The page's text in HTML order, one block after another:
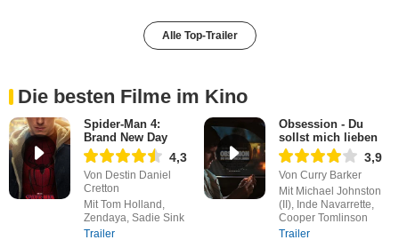
Alle Top-Trailer
Die besten Filme im Kino
Spider-Man 4:
Brand New Day
4,3
Von Destin Daniel
Cretton
Mit Tom Holland,
Zendaya, Sadie Sink
Trailer
Obsession - Du
sollst mich lieben
3,9
Von Curry Barker
Mit Michael Johnston
(II), Inde Navarrette,
Cooper Tomlinson
Trailer